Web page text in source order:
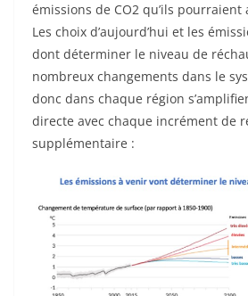
émissions de CO2 qu’ils pourraient
Les choix d’aujourd’hui et les
dont déterminer le niveau de
nombreux changements dans le
donc dans chaque région
directe avec chaque incrément de
supplémentaire :